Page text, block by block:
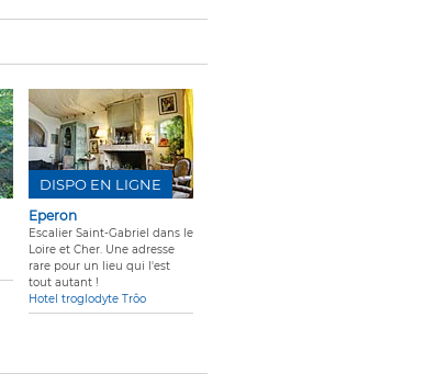
Eperon
Escalier Saint-Gabriel dans le
Loire et Cher. Une adresse
rare pour un lieu qui l'est
tout autant !
Hotel troglodyte Trôo
DISPO EN LIGNE